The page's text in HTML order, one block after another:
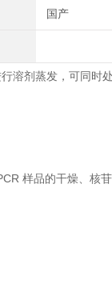
国产
溶剂蒸发，可同时
样品的干燥、核